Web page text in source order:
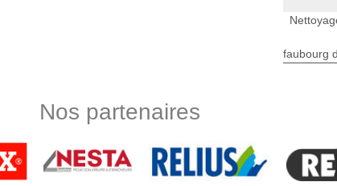
à faire appel à un couvreur professionnel
faire au moins une fois par an. Les produits de
faubourg
Nos partenaires